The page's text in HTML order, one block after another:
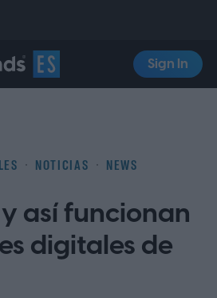
Español
Sign In
NOTICIAS NEWS
así funcionan
digitales de